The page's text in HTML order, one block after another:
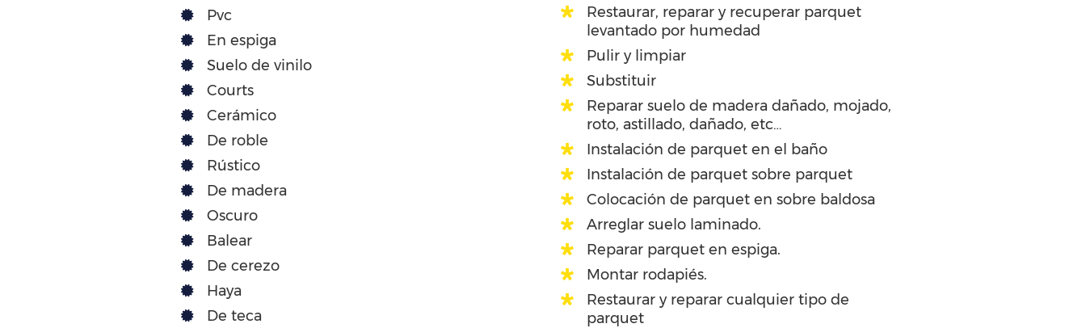
Pvc
En espiga
Suelo de vinilo
Courts
Cerámico
De roble
Rústico
De madera
Oscuro
Balear
De cerezo
Haya
De teca
Restaurar, reparar y recuperar parquet
levantado por humedad
Pulir y limpiar
Substituir
Reparar suelo de madera dañado, mojado,
roto, astillado, dañado, etc…
Instalación de parquet en el baño
Instalación de parquet sobre parquet
Colocación de parquet en sobre baldosa
Arreglar suelo laminado.
Reparar parquet en espiga.
Montar rodapiés.
Restaurar y reparar cualquier tipo de
parquet